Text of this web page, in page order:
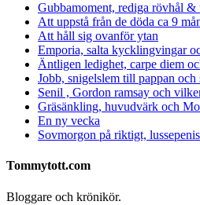
Gubbamoment, rediga rövhål &
Att uppstå från de döda ca 9
Att håll sig ovanför ytan
Emporia, salta kycklingvingar
Äntligen ledighet, carpe diem
Jobb, snigelslem till pappan
Senil , Gordon ramsay och
Gräsänkling, huvudvärk och
En ny vecka
Sovmorgon på riktigt,
Tommytott.com
Bloggare och krönikör.